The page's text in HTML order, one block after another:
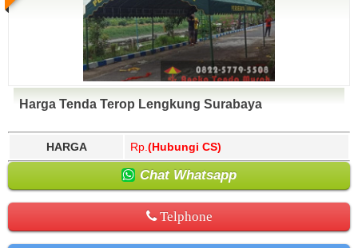
Harga Tenda Terop Lengkung Surabaya
HARGA Rp. (Hubungi CS)
Chat Whatsapp
Telphone